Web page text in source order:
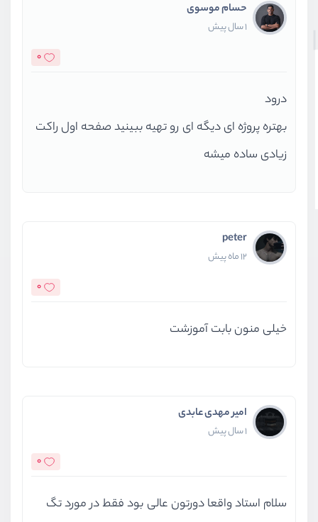
حسام موسوی
1 سال پیش
0
درود
بهتره پروژه ای دیگه ای رو تهیه ببینید صفحه اول راکت
زیادی ساده میشه
peter
12 ماه پیش
0
خیلی منون بابت آموزشت
امیر مهدی عابدی
1 سال پیش
0
سلام استاد واقعا دورتون عالی بود فقط در مورد تگ